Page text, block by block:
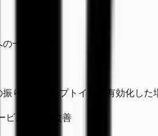
一斉送信）
り返り（オプトインで有効化した
ビス品質の改善